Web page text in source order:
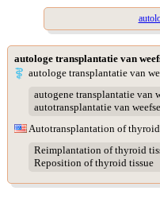
autologe transplantatie van
autologe transplantatie van
autogene transplantatie van
autotransplantatie van
Autotransplantation of
Reimplantation of thyroid
Reposition of thyroid tissue